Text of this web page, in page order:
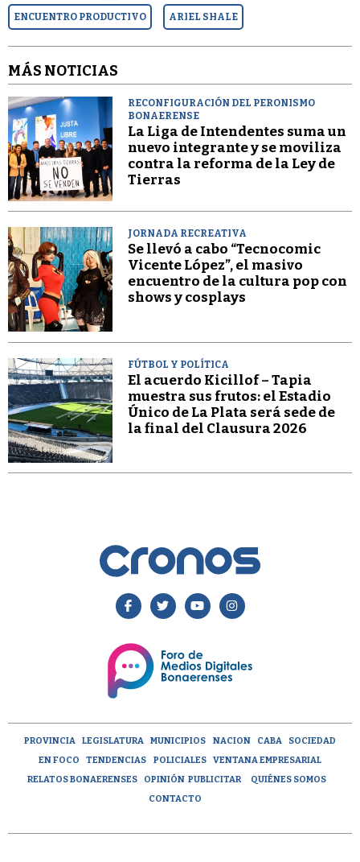
ENCUENTRO PRODUCTIVO ARIEL SHALE
MÁS NOTICIAS
RECONFIGURACIÓN DEL PERONISMO
BONAERENSE
La Liga de Intendentes suma un
nuevo integrante y se moviliza
contra la reforma de la Ley de
Tierras
JORNADA RECREATIVA
Se llevó a cabo “Tecnocomic
Vicente López”, el masivo
encuentro de la cultura pop con
shows y cosplays
FÚTBOL Y POLÍTICA
El acuerdo Kicillof – Tapia
muestra sus frutos: el Estadio
Único de La Plata será sede de
la final del Clausura 2026
PROVINCIA LEGISLATURA MUNICIPIOS NACION CABA
SOCIEDAD
EN FOCO
TENDENCIAS POLICIALES
VENTANA EMPRESARIAL
RELATOS BONAERENSES
OPINIÓN PUBLICITAR
QUIÉNES SOMOS
CONTACTO